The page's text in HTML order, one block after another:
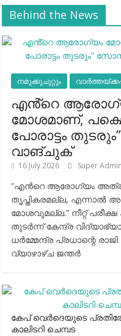
Behind the News
നമുക്കുചുറ്റും
എൻ്റെ
മോശമാണ്,
പോരാട്ടം
വാങ്ചുക്
16 July 2026 Super Admin
“എന്‍റെ ആരോഗ്യം
തൃപ്തികരമല്ല, എന്നാൽ
മോശവുമല്ല.” നീറ്റ്
തുടർന്ന് കേന്ദ്ര
ധർമ്മേന്ദ്ര പ്രധാന്റെ
വ്യാഴാഴ്ച ജന്തർ
കേപ് വെര്‍ദെയുടെ
കാലിടറി ചെമ്പട